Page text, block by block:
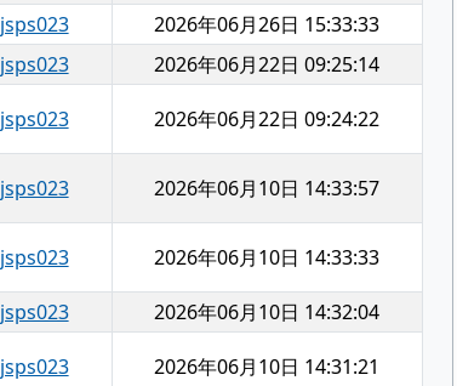
jsps023
2026年06月26日 15:33:33
jsps023
2026年06月22日 09:25:14
jsps023 2026年06月22日 09:24:22
jsps023 2026年06月10日 14:33:57
jsps023 2026年06月10日 14:33:33
jsps023
2026年06月10日 14:32:04
jsps023 2026年06月10日 14:31:21